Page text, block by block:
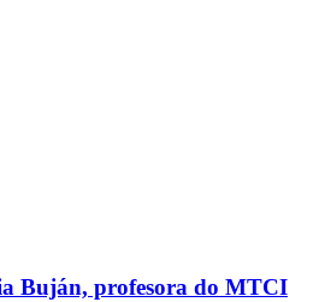
Buján, profesora do MTCI